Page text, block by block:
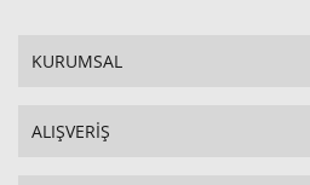
KURUMSAL
ALIŞVERİŞ